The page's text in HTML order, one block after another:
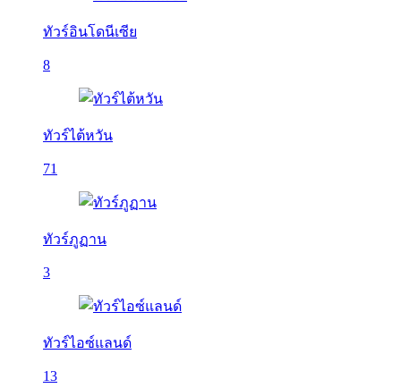
ทัวร์อินโดนีเซีย
8
ทัวร์ไต้หวัน
71
ทัวร์ภูฏาน
3
ทัวร์ไอซ์แลนด์
13